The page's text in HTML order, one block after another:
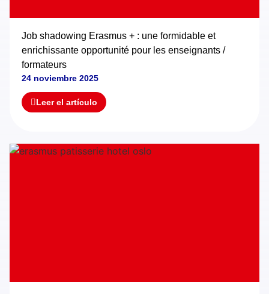
Job shadowing Erasmus + : une formidable et
enrichissante opportunité pour les enseignants /
formateurs
24 noviembre 2025
Leer el artículo